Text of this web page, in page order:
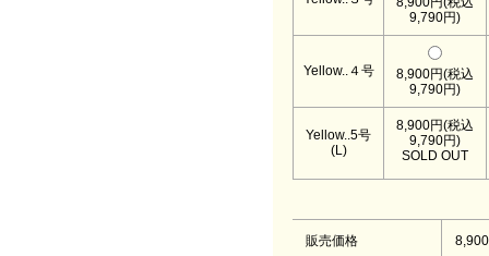
9,790円)
Yellow..４号
8,900円(税込
9,790円)
Yellow..5号
(L)
8,900円(税込
9,790円)
SOLD OUT
販売価格